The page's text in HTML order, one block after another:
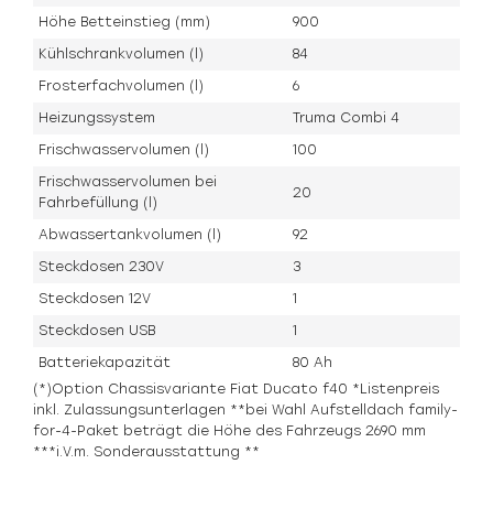
Höhe Betteinstieg (mm) 900
Kühlschrankvolumen (l) 84
Frosterfachvolumen (l) 6
Heizungssystem Truma Combi 4
Frischwasservolumen (l) 100
Frischwasservolumen bei
Fahrbefüllung (l)
20
Abwassertankvolumen (l) 92
Steckdosen 230V 3
Steckdosen 12V 1
Steckdosen USB 1
Batteriekapazität
80 Ah
(*)Option Chassisvariante Fiat Ducato f40 *Listenpreis
inkl. Zulassungsunterlagen **bei Wahl Aufstelldach family-
for-4-Paket beträgt die Höhe des Fahrzeugs 2690 mm
***i.V.m. Sonderausstattung **